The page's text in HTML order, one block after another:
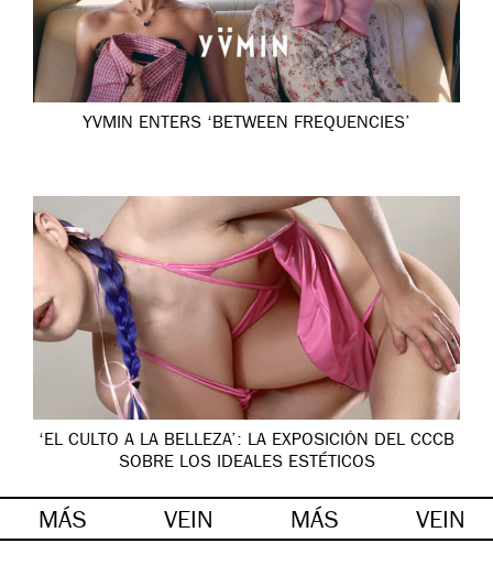
YVMIN ENTERS ‘BETWEEN FREQUENCIES’
‘EL CULTO A LA BELLEZA’: LA EXPOSICIÓN DEL CCCB
SOBRE LOS IDEALES ESTÉTICOS
MÁS VEIN MÁS VEIN